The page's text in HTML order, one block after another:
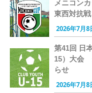
メニコン
東西対抗
2026年7月8
第41回 日
15）大会
らせ
2026年7月8